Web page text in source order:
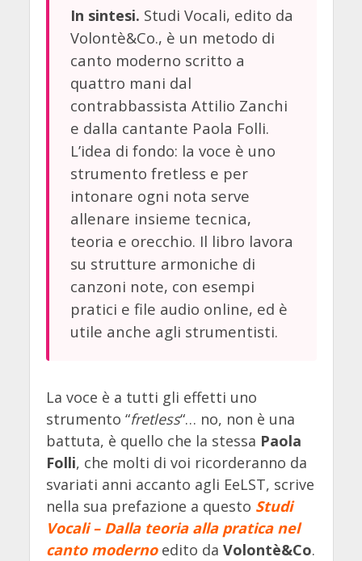
In sintesi. Studi Vocali, edito da
Volontè&Co., è un metodo di
canto moderno scritto a
quattro mani dal
contrabbassista Attilio Zanchi
e dalla cantante Paola Folli.
L’idea di fondo: la voce è uno
strumento fretless e per
intonare ogni nota serve
allenare insieme tecnica,
teoria e orecchio. Il libro lavora
su strutture armoniche di
canzoni note, con esempi
pratici e file audio online, ed è
utile anche agli strumentisti.
La voce è a tutti gli effetti uno
strumento “fretless“… no, non è una
battuta, è quello che la stessa Paola
Folli, che molti di voi ricorderanno da
svariati anni accanto agli EeLST, scrive
nella sua prefazione a questo Studi
Vocali– Dalla teoria alla pratica nel
canto modernoedito da Volontè&Co.